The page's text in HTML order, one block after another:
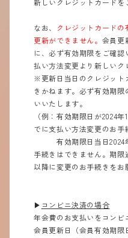
新しいクレジットカードを
なお、
クレジットカード
更新ができません。 会員更
に、必ず有効期限をご確
払い方法変更より新しいク
※更新日当日のクレジット
きかねます。必ず有効期
いいたします。
（例：有効期限日が2024
でに支払い方法変更のお手
有効期限日 当日2024
手続きはできません。期
以降に変更のお手続きをお
▶︎ コンビニ決済の場合
年会費のお支払いをコンビ
会員更新日（会員有効期